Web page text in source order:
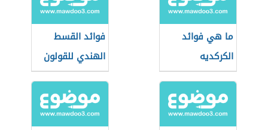
ما هي فوائد
الكركديه
فوائد القسط
الهندي للقولون